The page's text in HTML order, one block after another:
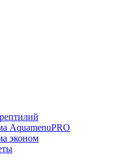
AquamenuPRO
эконом